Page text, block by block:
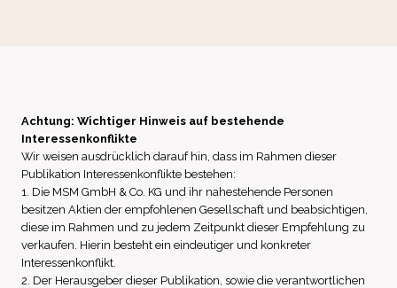
Achtung: Wichtiger Hinweis auf bestehende
Interessenkonflikte
Wir weisen ausdrücklich darauf hin, dass im Rahmen dieser
Publikation Interessenkonflikte bestehen:
1. Die MSM GmbH & Co. KG und ihr nahestehende Personen
besitzen Aktien der empfohlenen Gesellschaft und beabsichtigen,
diese im Rahmen und zu jedem Zeitpunkt dieser Empfehlung zu
verkaufen. Hierin besteht ein eindeutiger und konkreter
Interessenkonflikt.
2. Der Herausgeber dieser Publikation, sowie die verantwortlichen